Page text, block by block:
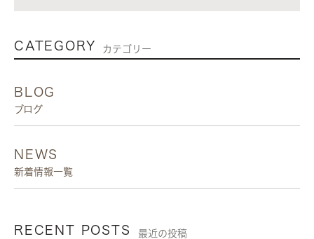
CATEGORY カテゴリー
BLOG
ブログ
NEWS
新着情報一覧
RECENT POSTS 最近の投稿